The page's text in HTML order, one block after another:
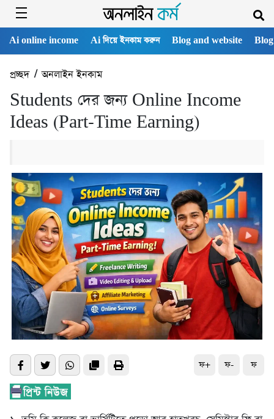
Ai online income Ai দিয়ে ইনকাম করুন Blog and website
প্রচ্ছদ/অনলাইন ইনকাম
Students দের জন্য Online Income
Ideas (Part-Time Earning)
ফ+ ফ- ফ